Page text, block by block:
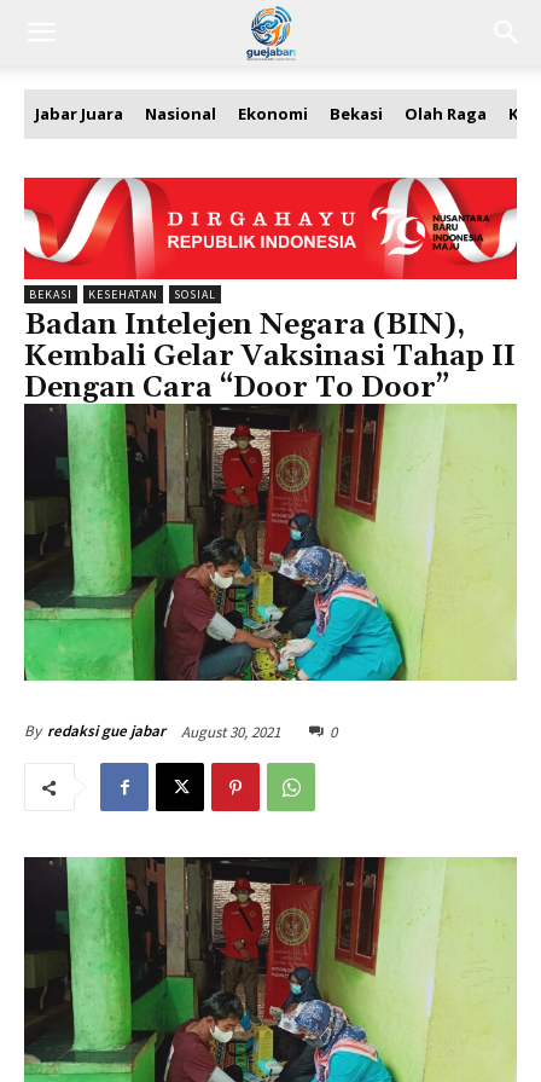
Jabar Juara Nasional Ekonomi Bekasi Olah Raga
BEKASI KESEHATAN SOSIAL
Badan Intelejen Negara (BIN),
Kembali Gelar Vaksinasi Tahap II
Dengan Cara “Door To Door”
By redaksi gue jabar August 30, 2021 0